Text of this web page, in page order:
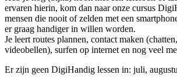
ervaren hierin, kom dan naar onze cursus
mensen die nooit of zelden met een
er graag handiger in willen worden.
Je leert routes plannen, contact maken
videobellen), surfen op internet en nog veel
Er zijn geen DigiHandig lessen in: juli,